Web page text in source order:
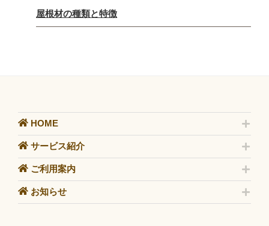
屋根材の種類と特徴
HOME
サービス紹介
ご利用案内
お知らせ